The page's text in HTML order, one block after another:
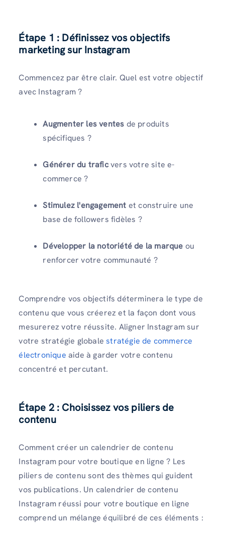
Étape 1 : Définissez vos objectifs
marketing sur Instagram
Commencez par être clair. Quel est votre objectif
avec Instagram ?
Augmenter les ventes de produits
spécifiques ?
Générer du traficvers votre site e-
commerce ?
Stimulez l'engagement et construire une
base de followers fidèles ?
Développer la notoriété de la marque ou
renforcer votre communauté ?
Comprendre vos objectifs déterminera le type de
contenu que vous créerez et la façon dont vous
mesurerez votre réussite. Aligner Instagram sur
votre stratégie globalestratégie de commerce
électronique aide à garder votre contenu
concentré et percutant.
Étape 2 : Choisissez vos piliers de
contenu
Comment créer un calendrier de contenu
Instagram pour votre boutique en ligne ? Les
piliers de contenu sont des thèmes qui guident
vos publications. Un calendrier de contenu
Instagram réussi pour votre boutique en ligne
comprend un mélange équilibré de ces éléments :